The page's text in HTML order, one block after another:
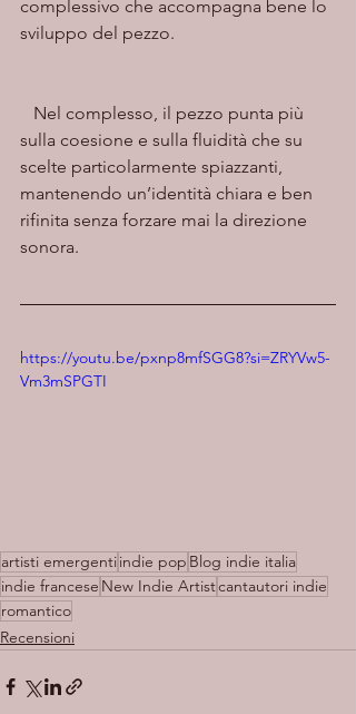
complessivo che accompagna bene lo
sviluppo del pezzo.
sulla coesione e sulla fluidità che su
scelte particolarmente spiazzanti,
mantenendo un’identità chiara e ben
rifinita senza forzare mai la direzione
sonora.
https://youtu.be/pxnp8mfSGG8?si=ZRYVw5-
Vm3mSPGTI
artisti emergentiindie pop Blog indie italia
indie francese New Indie Artistcantautori indie
romantico
Recensioni